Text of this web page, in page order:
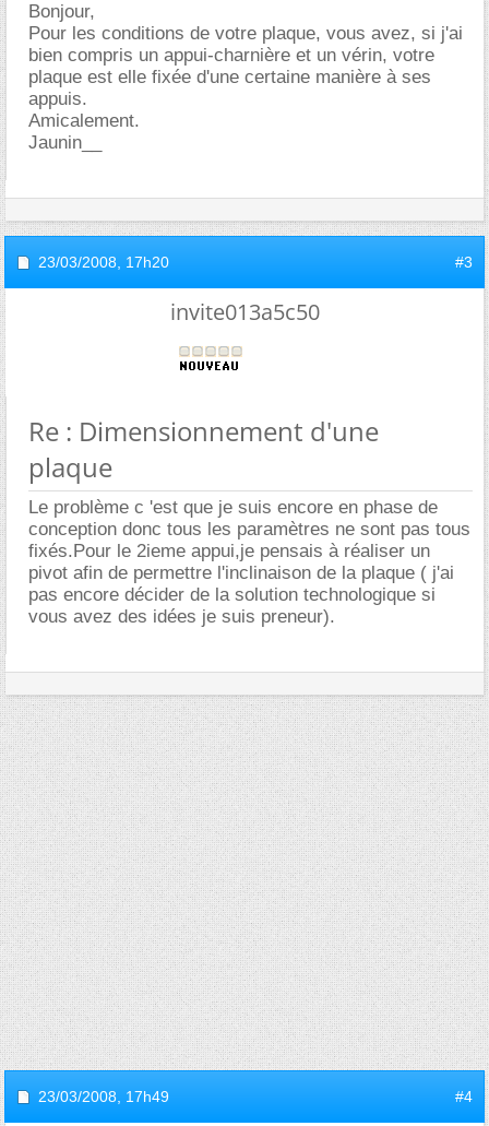
Bonjour,
Pour les conditions de votre plaque, vous avez, si j'ai
bien compris un appui-charnière et un vérin, votre
plaque est elle fixée d'une certaine manière à ses
appuis.
Amicalement.
Jaunin__
23/03/2008, 17h20 #3
invite013a5c50
Re : Dimensionnement d'une
plaque
Le problème c 'est que je suis encore en phase de
conception donc tous les paramètres ne sont pas tous
fixés.Pour le 2ieme appui,je pensais à réaliser un
pivot afin de permettre l'inclinaison de la plaque ( j'ai
pas encore décider de la solution technologique si
vous avez des idées je suis preneur).
23/03/2008, 17h49 #4